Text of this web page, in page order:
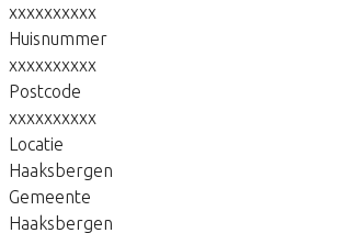
xxxxxxxxxx
Huisnummer
xxxxxxxxxx
Postcode
xxxxxxxxxx
Locatie
Haaksbergen
Gemeente
Haaksbergen